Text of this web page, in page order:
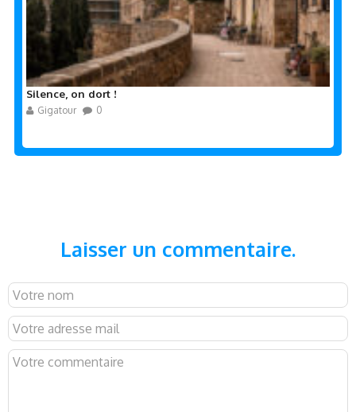
Silence, on dort !
Gigatour 0
Laisser un commentaire.